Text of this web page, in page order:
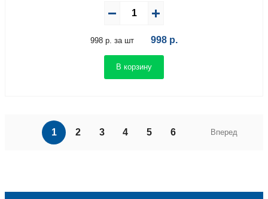
998 р. за шт 998 р.
В корзину
1 2 3 4 5 6 Вперед